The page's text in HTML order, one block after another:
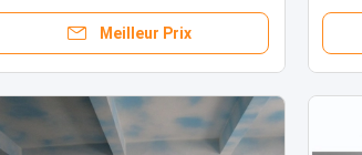
Meilleur Prix